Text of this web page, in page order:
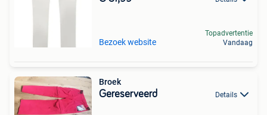
Bezoek website
Topadvertentie
Vandaag
Broek
Gereserveerd Details